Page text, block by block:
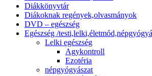
Diákkönyvtár
Diákoknak regények,olvasmányok
DVD – egészség
Egészség /
Lelki egészség
Agykontroll
Ezotéria
népgyógyászat